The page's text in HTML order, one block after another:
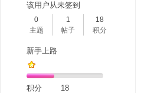
该用户从未签到
0
主题
1
帖子
18
积分
新手上路
积分 18